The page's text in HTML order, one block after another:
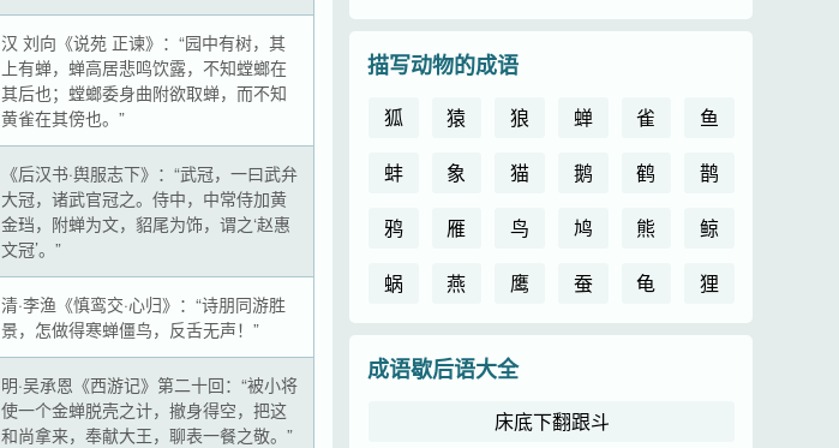
汉 刘向《说苑 正谏》：“园中有树，其
上有蝉，蝉高居悲鸣饮露，不知螳螂在
其后也；螳螂委身曲附欲取蝉，而不知
黄雀在其傍也。”
《后汉书·舆服志下》：“武冠，一曰武弁
大冠，诸武官冠之。侍中，中常侍加黄
金珰，附蝉为文，貂尾为饰，谓之‘赵惠
文冠’。”
清·李渔《慎鸾交·心归》：“诗朋同游胜
景，怎做得寒蝉僵鸟，反舌无声！”
明·吴承恩《西游记》第二十回：“被小将
使一个金蝉脱壳之计，撤身得空，把这
和尚拿来，奉献大王，聊表一餐之敬。”
描写动物的成语
狐 猿 狼 蝉 雀
鱼
蚌
象 猫 鹅 鹤
鹊
鸦
雁 鸟 鸠 熊
鲸
蜗
燕 鹰 蚕 龟 狸
成语歇后语大全
床底下翻跟斗